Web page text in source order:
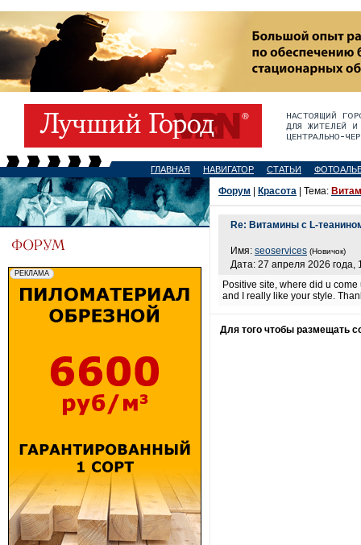
ГЛАВНАЯ НАВИГАТОР СТАТЬИ
Форум Красота | Тема:
Re: Витамины с L-
Имя: seoservices (Новичок)
Дата: 27 апреля 2026 года,
Positive site, where did u
and I really like your style.
Для того чтобы размещать